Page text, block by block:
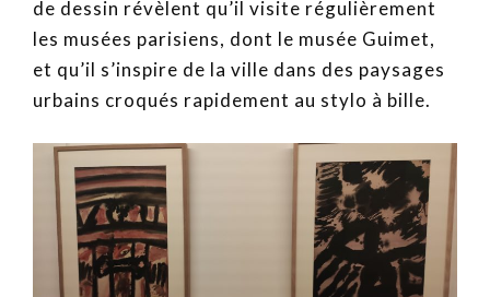
de dessin révèlent qu’il visite régulièrement
les musées parisiens, dont le musée Guimet,
et qu’il s’inspire de la ville dans des paysages
urbains croqués rapidement au stylo à bille.